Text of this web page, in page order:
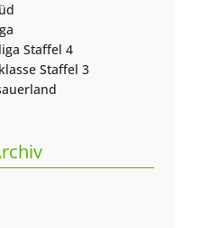
Staffel 4
Staffel 3